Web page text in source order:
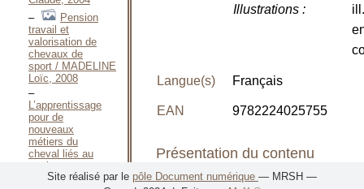
Pension
travail et
valorisation de
chevaux de
sport / MADELINE
Loïc, 2008
L’apprentissage
pour de
nouveaux
métiers du
cheval liés au
tourisme et aux
loisirs de
Illustrations:
ill.
Langue(s) Français
EAN 9782224025755
Présentation du contenu
Site réalisé par le pôle Document numérique — MRSH —